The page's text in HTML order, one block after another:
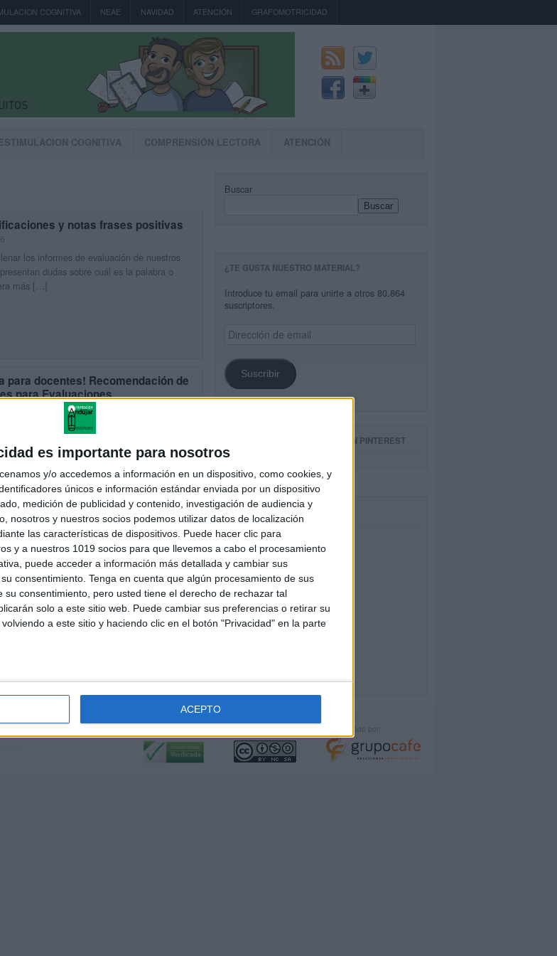
es importante para nosotros
y/o accedemos a información en un dispositivo, como cookies, y
únicos e información estándar enviada por un dispositivo
medición de publicidad y contenido, investigación de audiencia y
nosotros y nuestros socios podemos utilizar datos de localización
las características de dispositivos. Puede hacer clic para
y a nuestros 1019 socios para que llevemos a cabo el procesamiento
puede acceder a información más detallada y cambiar sus
consentimiento. Tenga en cuenta que algún procesamiento de sus
consentimiento, pero usted tiene el derecho de rechazar tal
solo a este sitio web. Puede cambiar sus preferencias o retirar su
a este sitio y haciendo clic en el botón "Privacidad" en la parte
ACEPTO
COGNITIVA NEAE NAVIDAD ATENCIÓN GRAFOMOTRICIDAD
COGNITIVA COMPRENSIÓN LECTORA ATENCIÓN
y notas frases positivas
los informes de evaluación de nuestros
dudas sobre cuál es la palabra o
más […]
para docentes! Recomendación de
para Evaluaciones
son una herramienta fantástica para motivar a
positivos y creativos, […]
Buscar
Buscar
¿TE GUSTA NUESTRO MATERIAL?
Introduce tu email para unirte a otros 80.864
suscriptores.
Dirección
de
Suscribir
SIGUE NUESTROS TABLEROS EN PINTEREST